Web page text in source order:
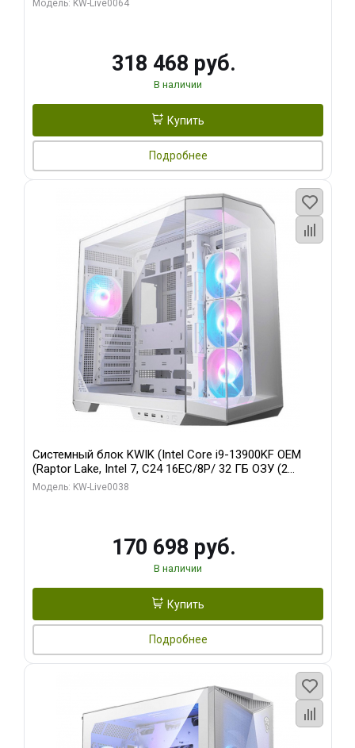
Модель: KW-Live0064
318 468 руб.
В наличии
Купить
Подробнее
Системный блок KWIK (Intel Core i9-13900KF OEM
(Raptor Lake, Intel 7, C24 16EC/8P/ 32 ГБ ОЗУ (2
модуля)/ Gigabyte RX9070XT GAMING OC 16GB GDDR6
Модель: KW-Live0038
170 698 руб.
В наличии
Купить
Подробнее